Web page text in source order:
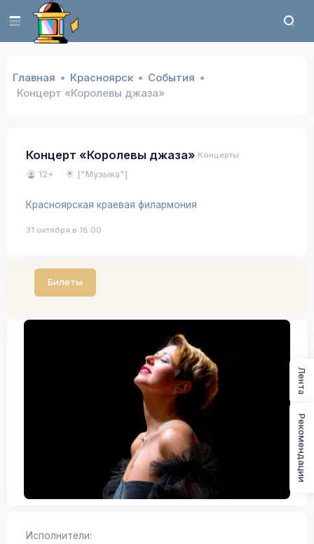
Главная Красноярск
События
Концерт «Королевы джаза»
Концерт «Королевы джаза» Концерты
12+ ["Музыка"]
Красноярская краевая филармония
31 октября в 18:00
Билеты
Исполнители:
Лента
Рекомендации